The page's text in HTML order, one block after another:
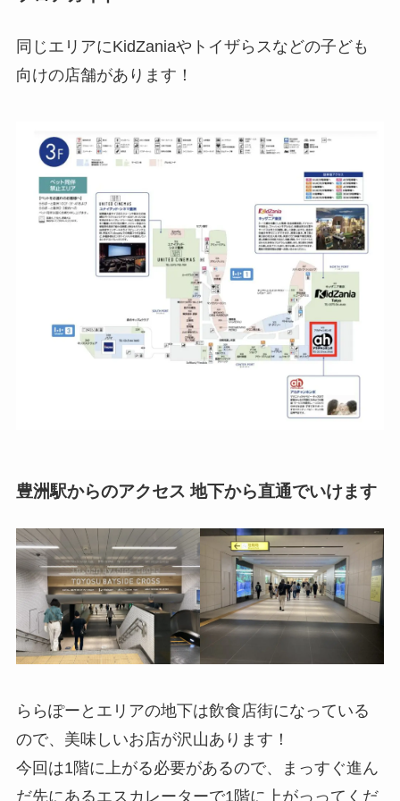
同じエリアにKidZaniaやトイザらスなどの子ども
向けの店舗があります！
豊洲駅からのアクセス 地下から直通でいけます
ららぽーとエリアの地下は飲食店街になっている
ので、美味しいお店が沢山あります！
今回は1階に上がる必要があるので、まっすぐ進ん
だ先にあるエスカレーターで1階に上がっってくだ